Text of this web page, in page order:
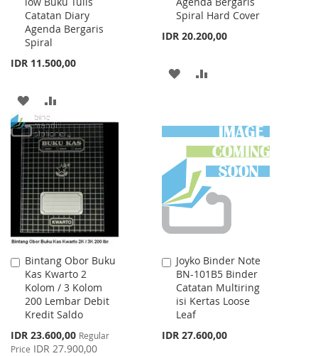
Catatan Diary
Agenda Bergaris
Spiral
IDR 11.500,00
ADD
TO
WISH
LIST
TO
COMPARE
Spiral Hard Cover
IDR 20.200,00
ADD
LIST
Bintang Obor Buku
Kas Kwarto 2
Kolom / 3 Kolom
200 Lembar Debit
Kredit Saldo
Special
Price
IDR 23.600,00 Regular
Price IDR 27.900,00
Add
to
Cart
Joyko Binder Note
BN-101B5 Binder
Catatan Multiring
isi Kertas Loose
Leaf
IDR 27.600,00
Add
to
Cart